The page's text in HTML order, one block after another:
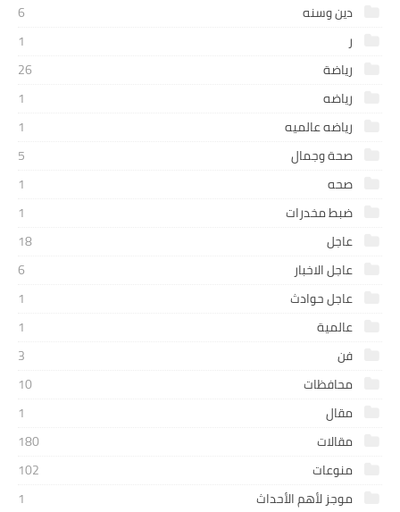
دين وسنه
6
ر
1
رياضة
26
رياضه
1
رياضه عالميه
1
صحة وجمال
5
صحه
1
ضبط مخدرات
1
عاجل
18
عاجل الاخبار
6
عاجل حوادث
1
عالمية
1
فن
3
محافظات
10
مقال
1
مقالات
180
منوعات
102
موجز لأهم الأحداث
1